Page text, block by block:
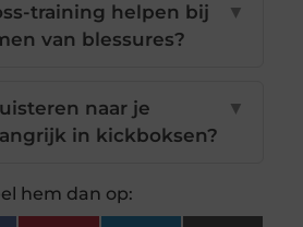
training helpen bij
van blessures?
▼
naar je
in kickboksen?
▼
hem dan op: